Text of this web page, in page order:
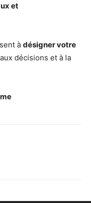
et
à désigner votre
décisions et à la